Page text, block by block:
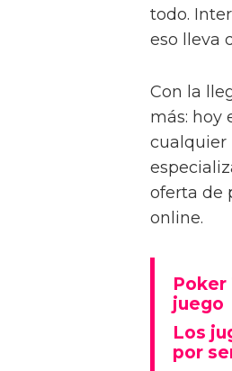
todo.
eso lleva
Con la
más: hoy
cualquier
oferta de
online.
Poker
juego
Los
por